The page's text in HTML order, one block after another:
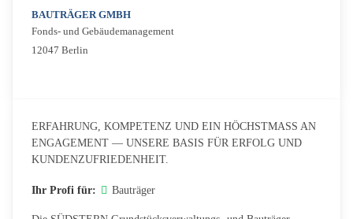
BAUTRÄGER GMBH
Fonds- und Gebäudemanagement
12047 Berlin
ERFAHRUNG, KOMPETENZ UND EIN HÖCHSTMASS AN
ENGAGEMENT — UNSERE BASIS FÜR ERFOLG UND
KUNDENZUFRIEDENHEIT.
Ihr Profi für: Bauträger